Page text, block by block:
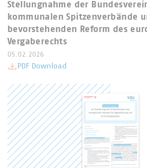
Stellungnahme der
kommunalen Spitzenverbände
bevorstehenden Reform des
Vergaberechts
05.02.2026
PDF Download